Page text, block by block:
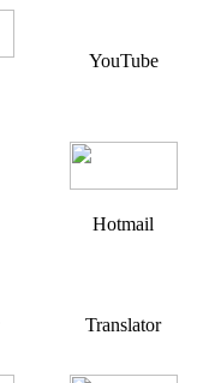
YouTube
Hotmail
Translator